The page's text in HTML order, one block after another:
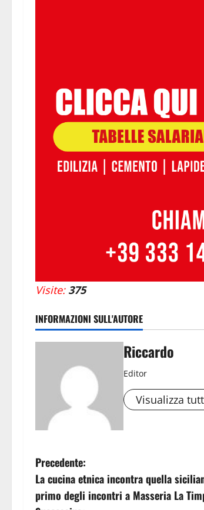
Visite: 375
INFORMAZIONI SULL'AUTORE
Riccardo
Editor
Visualizza
N
a
Precedente:
La cucina etnica incontra quella
primo degli incontri a Masseria La